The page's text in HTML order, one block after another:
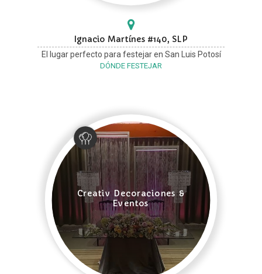
Ignacio Martínes #140, SLP
El lugar perfecto para festejar en San Luis Potosí
DÓNDE FESTEJAR
Creativ Decoraciones &
Eventos